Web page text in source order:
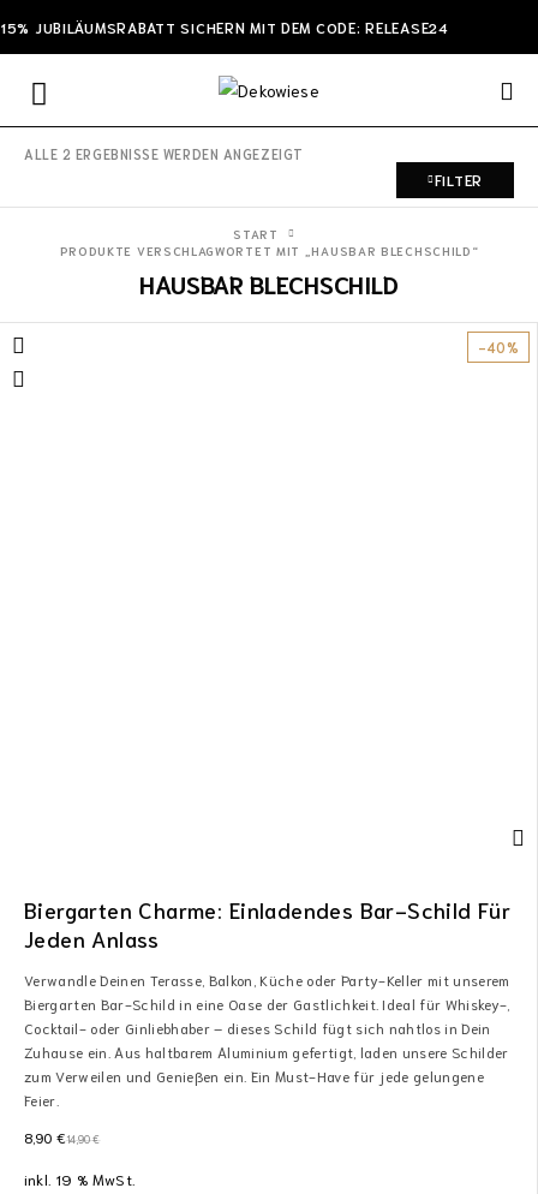
15% JUBILÄUMSRABATT SICHERN MIT DEM CODE: RELEASE24
ALLE 2 ERGEBNISSE WERDEN ANGEZEIGT
FILTER
HAUSBAR BLECHSCHILD
START
PRODUKTE VERSCHLAGWORTET MIT „HAUSBAR BLECHSCHILD“
-40%
Biergarten Charme: Einladendes Bar-Schild Für
Jeden Anlass
Verwandle Deinen Terasse, Balkon, Küche oder Party-Keller mit unserem
Biergarten Bar-Schild in eine Oase der Gastlichkeit. Ideal für Whiskey-,
Cocktail- oder Ginliebhaber – dieses Schild fügt sich nahtlos in Dein
Zuhause ein. Aus haltbarem Aluminium gefertigt, laden unsere Schilder
zum Verweilen und Genießen ein. Ein Must-Have für jede gelungene
Feier.
14,90€
8,90 €
inkl. 19 % MwSt.